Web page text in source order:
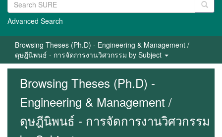
Advanced Search
Browsing Theses (Ph.D) - Engineering & Management /
ดุษฎีนิพนธ์ - การจัดการงานวิศวกรรม by Subject
Browsing Theses (Ph.D) -
Engineering & Management /
ดุษฎีนิพนธ์ - การจัดการงานวิศวกรรม